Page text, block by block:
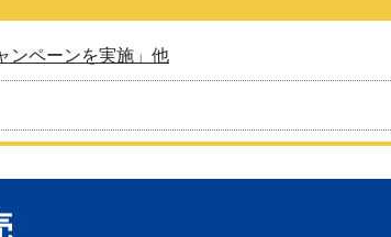
ンペーンを実施」他